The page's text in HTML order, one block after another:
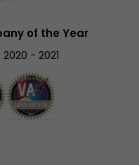
of the Year
- 2021